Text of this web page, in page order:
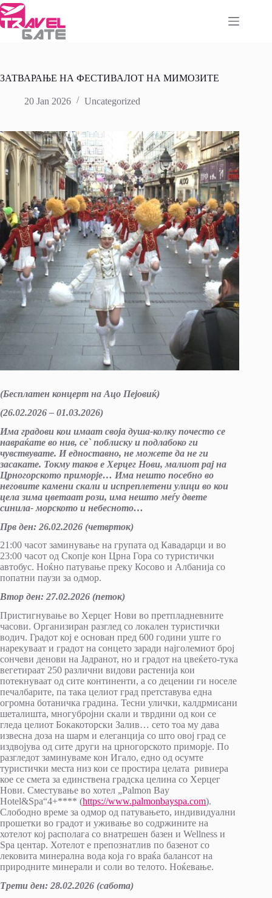
Skip
to
content
ЗАТВАРАЊЕ НА ФЕСТИВАЛОТ НА МИМОЗИТЕ
20 Jan 2026 Uncategorized
(Бесплатен концерт на Ацо Пејовиќ)
(26.02.2026 – 01.03.2026)
Има градови кои имаат своја душа-колку почесто се
навраќате во нив, се` поблиску и подлабоко ги
чувствувате. И едноставно, не можете да не ги
засакате. Токму таков е Херцег Нови, малиот рај на
Црногорското приморје… Има нешто посебно во
неговите камени скали и испреплетени улици во кои
цела зима цветаат рози, има нешто меѓу двете
синила- морското и небесното…
Прв ден: 26.02.2026 (четврток)
21:00 часот заминување на групата од Кавадарци и во
23:00 часот од Скопје кон Црна Гора со туристички
автобус. Ноќно патување преку Косово и Албанија со
попатни паузи за одмор.
Втор ден: 27.02.2026 (петок)
Пристигнување во Херцег Нови во претпладневните
часови. Организиран разглед со локален туристички
водич. Градот кој е основан пред 600 години уште го
нарекуваат и градот на сонцето заради најголемиот број
сончеви денови на Јадранот, но и градот на цвеќето-тука
вегетираат 250 различни видови растенија кои
потекнуваат од сите континенти, а со децении ги носеле
печалбарите, па така целиот град претставува една
огромна ботаничка градина. Тесни улички, калдрмисани
шеталишта, многубројни скали и тврдини од кои се
гледа целиот Бокакоторски Залив… сето тоа му дава
извесна доза на шарм и елеганција со што овој град се
издвојува од сите други на црногорското приморје. По
разгледот заминуваме кон Игало, едно од осумте
туристички места низ кои се простира целата ривиера
кое се смета за единствена градска целина со Херцег
Нови. Сместување во хотел „Palmon Bay
Hotel&Spa“4+**** (https://www.palmonbayspa.com).
Слободно време за одмор од патувањето, индивидуални
прошетки во градот и уживање во содржините на
хотелот кој располага со внатрешен базен и Wellness и
Spa центар. Хотелот е препознатлив по базенот со
лековита минерална вода која го враќа балансот на
природните минерали и соли во телото. Ноќевање.
Трети ден: 28.02.2026 (сабота)